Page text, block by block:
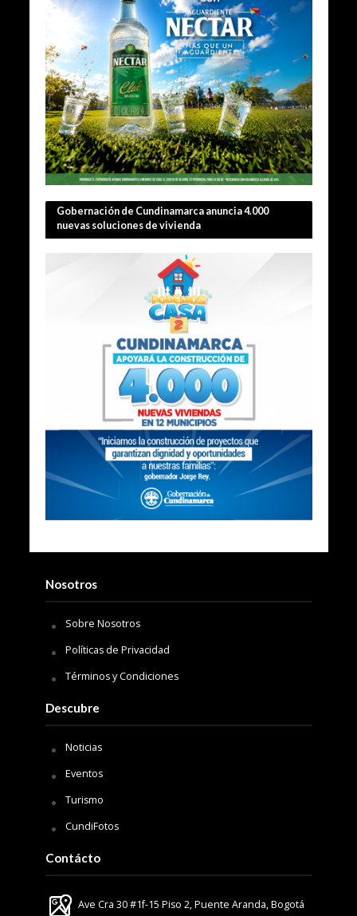
Gobernación de Cundinamarca anuncia 4.000
nuevas soluciones de vivienda
Nosotros
Sobre Nosotros
Políticas de Privacidad
Términos y Condiciones
Descubre
Noticias
Eventos
Turismo
CundiFotos
Contácto
Ave Cra 30 #1f-15 Piso 2, Puente Aranda, Bogotá